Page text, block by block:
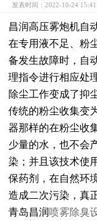
发表时间：2022-10-24
昌润高压雾炮机自
在专用液不足、粉
备发生故障时，自
理指令进行相应处
除尘工作变成了抑
传统的粉尘收集变
器那样的在粉尘收
少量的水，也不会
染；并且该技术使
保药剂，在自然环
造成二次污染，真
青岛昌润喷雾除臭